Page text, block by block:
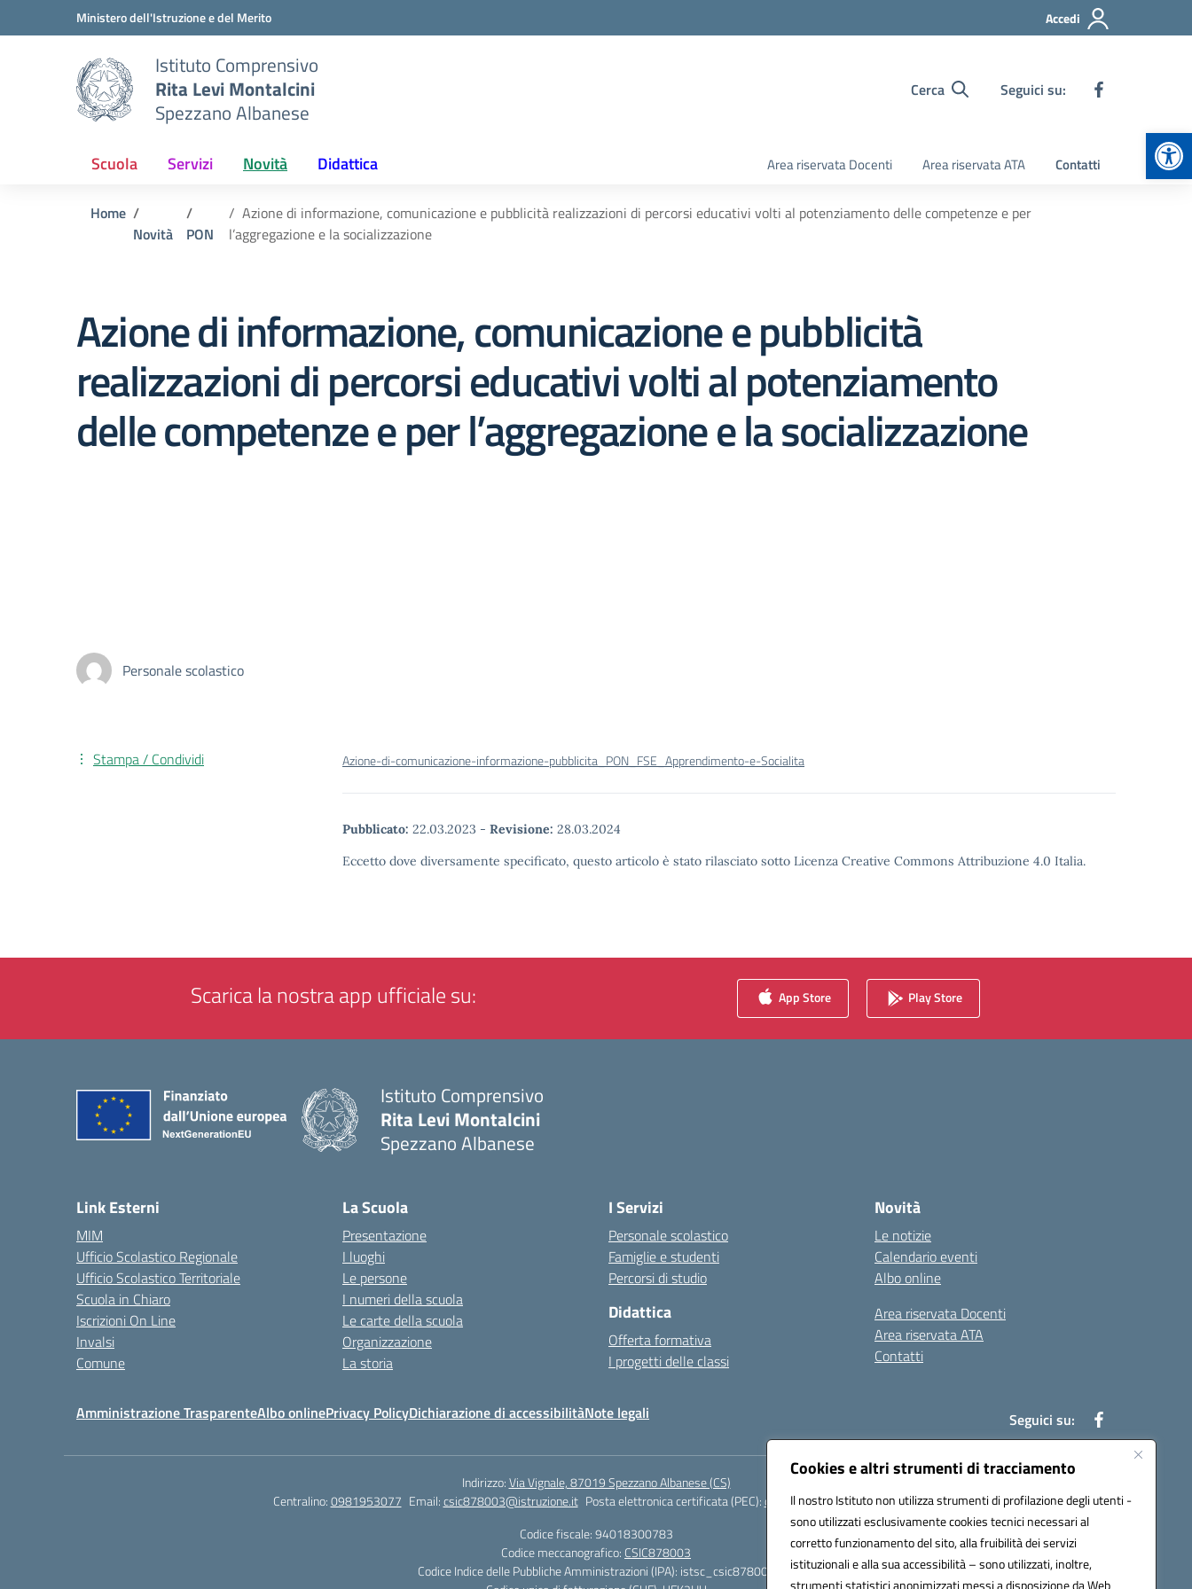
Cookies e altri strumenti di tracciamento
Il nostro Istituto non utilizza strumenti di profilazione degli utenti -
sono utilizzati esclusivamente cookies tecnici necessari al
corretto funzionamento del sito, alla fruibilità dei servizi
istituzionali e alla sua accessibilità – sono utilizzati, inoltre,
strumenti statistici anonimizzati messi a disposizione da Web
Vai ai contenuti
Vai al menu di navigazioneMinistero dell'Istruzione e del Merito Accedi
Istituto Comprensivo
Rita Levi Montalcini
Spezzano Albanese
Cerca Seguici su:
Scuola Servizi Novità Didattica Area riservata Docenti Area riservata ATA Contatti
Home
Novità
PON
Azione di informazione, comunicazione e pubblicità realizzazioni di percorsi educativi volti al potenziamento delle competenze e per
l’aggregazione e la socializzazione
Azione di informazione, comunicazione e pubblicità
realizzazioni di percorsi educativi volti al potenziamento
delle competenze e per l’aggregazione e la socializzazione
Personale scolastico
Azione-di-comunicazione-informazione-pubblicita_PON_FSE_Apprendimento-e-Socialita
Pubblicato: 22.03.2023 - Revisione: 28.03.2024
Eccetto dove diversamente specificato, questo articolo è stato rilasciato sotto Licenza Creative Commons Attribuzione 4.0 Italia.
Stampa / Condividi
Scarica la nostra app ufficiale su: App Store Play Store
Istituto Comprensivo
Rita Levi Montalcini
Spezzano Albanese
Link Esterni
MIM
Ufficio Scolastico Regionale
Ufficio Scolastico Territoriale
Scuola in Chiaro
Iscrizioni On Line
Invalsi
Comune
La Scuola
Presentazione
I luoghi
Le persone
I numeri della scuola
Le carte della scuola
Organizzazione
La storia
I Servizi
Personale scolastico
Famiglie e studenti
Percorsi di studio
Didattica
Offerta formativa
I progetti delle classi
Novità
Le notizie
Calendario eventi
Albo online
Area riservata Docenti
Area riservata ATA
Contatti
Amministrazione TrasparenteAlbo onlinePrivacy PolicyDichiarazione di accessibilitàNote legali Seguici su:
Indirizzo:Via Vignale, 87019 Spezzano Albanese (CS)
Centralino:0981953077 Email:csic878003@istruzione.it Posta elettronica certificata (PEC):csic878003@pec.istruzione.it
Codice fiscale: 94018300783
Codice meccanografico: CSIC878003
Codice Indice delle Pubbliche Amministrazioni (IPA): istsc_csic878003